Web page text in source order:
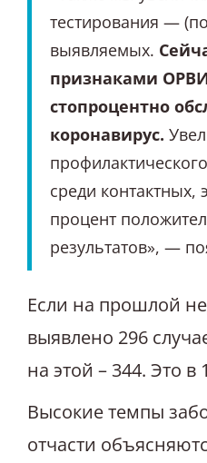
тестирования —
выявляемых.
признаками
стопроцентно
коронавирус.
среди контактных,
процент
результатов», —
Если на прошлой
выявлено 296
на этой – 344. Это
Высокие темпы
отчасти